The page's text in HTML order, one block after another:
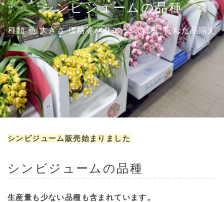
シンビジュームの品種
種類 色 大きさ 価格等バリエーションに富んだ品揃え
シンビジューム販売始まりました
シンビジュームの品種
生産量も少ない品種も含まれています。